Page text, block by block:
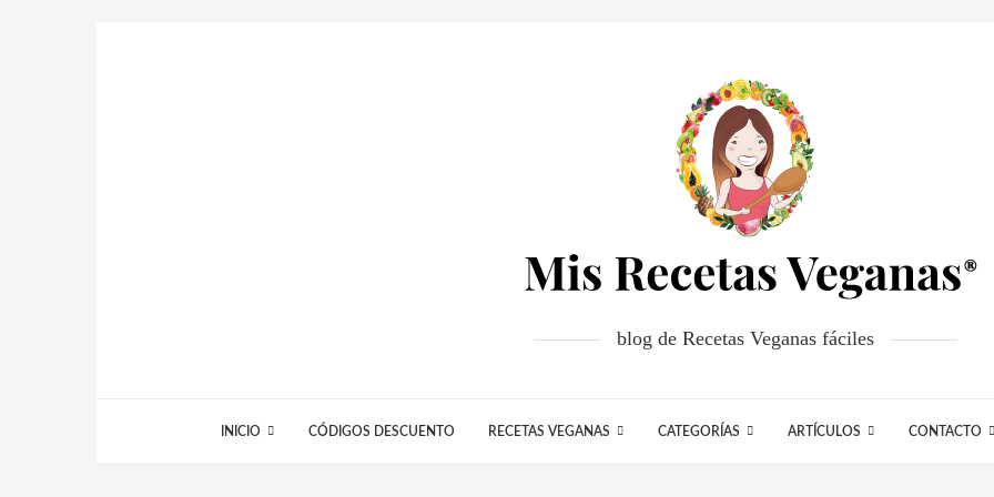
blog de Recetas Veganas fáciles
INICIO CÓDIGOS DESCUENTO RECETAS VEGANAS CATEGORÍAS ARTÍCULOS CONTACTO